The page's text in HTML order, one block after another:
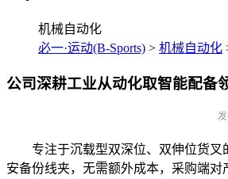
机械自动化
必一·运动(B-Sports) > 机械自动化
公司深耕工业从动化取智能配备
专注于沉载型双深位、双伸位货叉
安备份线夹，无需额外成本，采购端对